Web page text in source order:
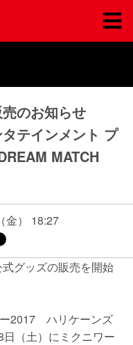
のお知らせ
テインメント プ
MATCH
金） 18:27
グッズの販売を開始
2017 ハリケーンズ
（土）にミクニワー